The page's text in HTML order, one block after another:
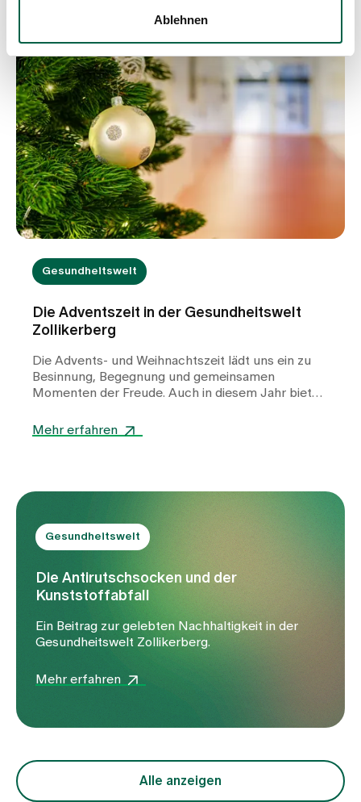
Ablehnen
Ernährungsgewohnheiten und einer zu geringen
Flüssigkeitszufuhr können bei manchen
Betroffenen auch Stoffwechselstörungen die
Ursache sein. Treten Nierensteine wiederholt oder
bereits in jungen Jahren auf, ist in der Regel eine
weiterführende Abklärung durch einen
Nephrologen in einer spezialisierten Sprechstunde
sinnvoll. So können mögliche
Stoffwechselstörungen erkannt und gezielt
behandelt werden, um das Risiko für erneute
Steinbildungen zu verringern.
Gesundheitswelt
Die Adventszeit in der Gesundheitswelt
Zollikerberg
Die Advents- und Weihnachtszeit lädt uns ein zu
Besinnung, Begegnung und gemeinsamen
Momenten der Freude. Auch in diesem Jahr bieten
spiritueller, musikalischer und gemeinschaftlicher
Mehr erfahren
Gesundheitswelt
Die Antirutschsocken und der
Kunststoffabfall
Ein Beitrag zur gelebten Nachhaltigkeit in der
Gesundheitswelt Zollikerberg.
Mehr erfahren
Alle anzeigen